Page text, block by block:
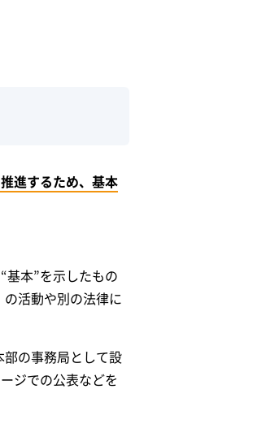
進するため、基本
基本”を示したもの
活動や別の法律に
部の事務局として設
ジでの公表などを